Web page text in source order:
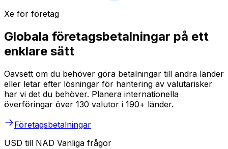
Xe för företag
Globala företagsbetalningar på ett
enklare sätt
Oavsett om du behöver göra betalningar till andra länder
eller letar efter lösningar för hantering av valutarisker
har vi det du behöver. Planera internationella
överföringar över 130 valutor i 190+ länder.
Företagsbetalningar
USD till NAD Vanliga frågor